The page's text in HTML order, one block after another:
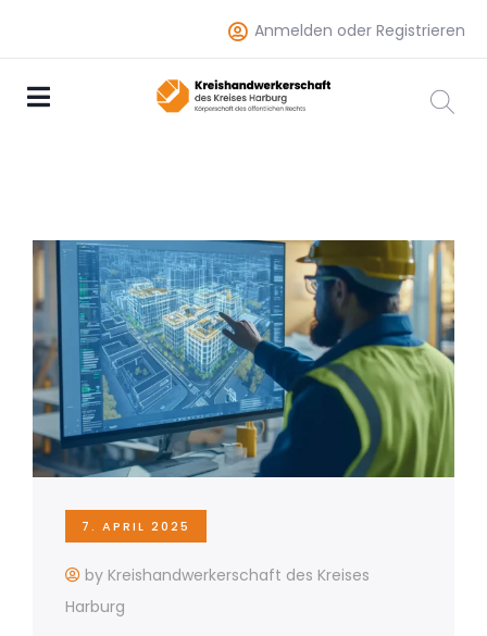
Anmelden oder Registrieren
7. APRIL 2025
by Kreishandwerkerschaft des Kreises
Harburg